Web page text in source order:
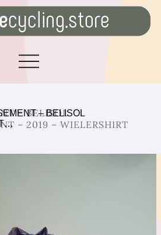
– BELISOL
– 2019 – WIELERSHIRT
– BELISOL